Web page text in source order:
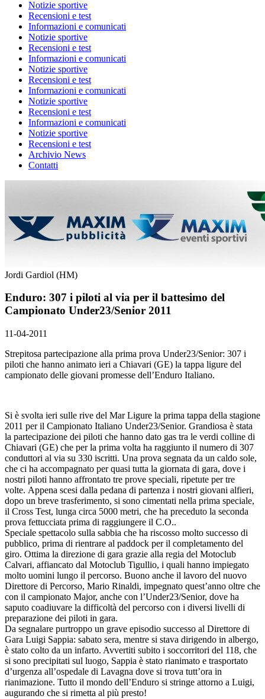
Notizie sportive
Recensioni e test
Informazioni e comunicati
Notizie sportive
Recensioni e test
Informazioni e comunicati
Notizie sportive
Recensioni e test
Informazioni e comunicati
Notizie sportive
Recensioni e test
Informazioni e comunicati
Notizie sportive
Recensioni e test
Archivio News
Contatti
Jordi Gardiol (HM)
Enduro: 307 i piloti al via per il battesimo del
Campionato Under23/Senior 2011
11-04-2011
Strepitosa partecipazione alla prima prova Under23/Senior: 307 i
piloti che hanno animato ieri a Chiavari (GE) la tappa ligure del
campionato delle giovani promesse dell’Enduro Italiano.
Si è svolta ieri sulle rive del Mar Ligure la prima tappa della stagione
2011 per il Campionato Italiano Under23/Senior. Grandiosa è stata
la partecipazione dei piloti che hanno dato gas tra le verdi colline di
Chiavari (GE) che per la prima volta ha raggiunto il numero di 307
conduttori al via su 330 iscritti. Una prova segnata da un caldo sole,
che ci ha accompagnato per quasi tutta la giornata di gara, dove i
nostri piloti hanno affrontato tre prove speciali, ripetute per tre
volte. Appena scesi dalla pedana di partenza i nostri giovani alfieri,
dopo un breve trasferimento, si sono cimentati nella prima speciale,
il Cross Test, lunga circa 5000 metri, che ha preceduto la seconda
prova fettucciata prima di raggiungere il C.O..
Speciale spettacolo sulla sabbia che ha riscosso molto successo di
pubblico, prima di rientrare al paddock per il completamento del
giro. Ottima la direzione di gara grazie alla regia del Motoclub
Calvari, affiancato dal Motoclub Tigullio, i quali hanno impiegato
molto uomini lungo il percorso. Buono anche il lavoro del nuovo
Direttore di Percorso, Mario Rinaldi, impegnato quest’anno oltre che
con il campionato Major, anche con l’Under23/Senior, dove ha
saputo coadiuvare la difficoltà del percorso con i diversi livelli di
preparazione dei piloti in gara.
Da segnalare purtroppo un grave episodio successo al Direttore di
Gara Luigi Sappia: sabato sera, mentre si stava dirigendo in albergo,
è stato colto da un infarto. Avvertiti subito i soccorritori del 118, che
si sono precipitati sul luogo, Sappia è stato rianimato e trasportato
d’urgenza all’ospedale di Lavagna dove si trova tutt’ora in
rianimazione. Tutto il mondo dell’Enduro si stringe attorno a Luigi,
augurando che si rimetta al più presto!